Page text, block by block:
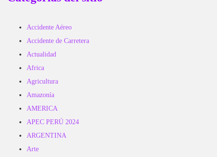
Accidente Aéreo
Accidente de Carretera
Actualidad
Africa
Agricultura
Amazonía
AMERICA
APEC PERÚ 2024
ARGENTINA
Arte